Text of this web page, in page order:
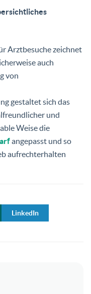
Arztbesuche zeichnet
auch
von
gestaltet sich das
und
Weise die
angepasst und so
aufrechterhalten
LinkedIn